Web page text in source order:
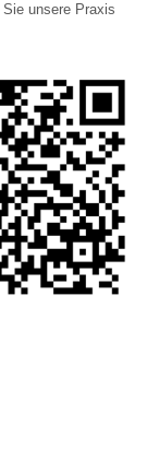
unsere Praxis